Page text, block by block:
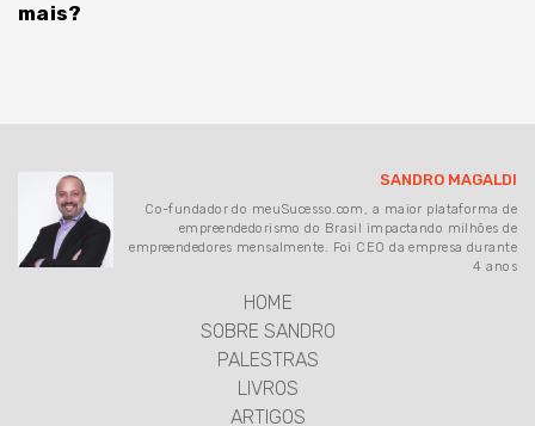
mais?
SANDRO MAGALDI
Co-fundador do meuSucesso.com, a maior plataforma de
empreendedorismo do Brasil impactando milhões de
empreendedores mensalmente. Foi CEO da empresa durante
4 anos
HOME
SOBRE SANDRO
PALESTRAS
LIVROS
ARTIGOS